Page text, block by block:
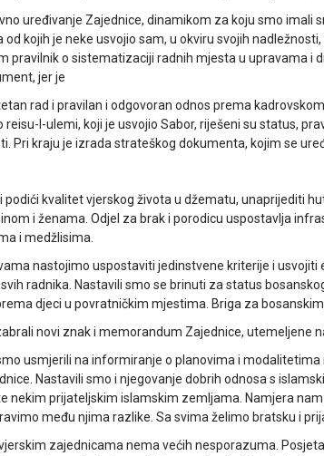
uređivanje Zajednice, dinamikom za koju smo imali
kojih je neke usvojio sam, u okviru svojih
pravilnik o sistematizaciji radnih mjesta u upravama i
jer je
rad i pravilan i odgovoran odnos prema
reisu-l-ulemi, koji je usvojio Sabor, riješeni su status,
Pri kraju je izrada strateškog dokumenta, kojim se
podići kvalitet vjerskog života u džematu, unaprijediti
i ženama. Odjel za brak i porodicu uspostavlja
i medžlisima.
nastojimo uspostaviti jedinstvene kriterije i usvojiti
radnika. Nastavili smo se brinuti za status
djeci u povratničkim mjestima. Briga za
novi znak i memorandum Zajednice, utemeljene
usmjerili na informiranje o planovima i
Nastavili smo i njegovanje dobrih odnosa s
nekim prijateljskim islamskim zemljama. Namjera
među njima razlike. Sa svima želimo bratsku i
zajednicama nema većih nesporazuma.